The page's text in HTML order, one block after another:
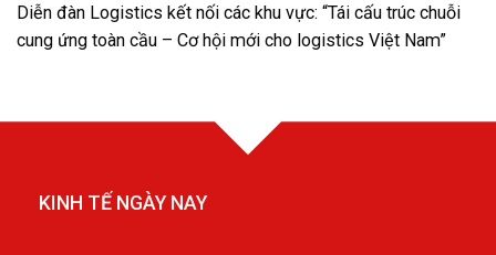
Diễn đàn Logistics kết nối các khu vực: “Tái cấu trúc chuỗi
cung ứng toàn cầu – Cơ hội mới cho logistics Việt Nam”
KINH TẾ NGÀY NAY